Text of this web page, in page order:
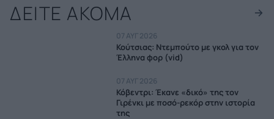
ΔΕΙΤΕ ΑΚΟΜΑ
07 ΑΥΓ 2026
Κούτσιας: Ντεμπούτο με γκολ για τον
Έλληνα φορ (vid)
07 ΑΥΓ 2026
Κόβεντρι: Έκανε «δικό» της τον
Γιρένκι με ποσό-ρεκόρ στην ιστορία
της